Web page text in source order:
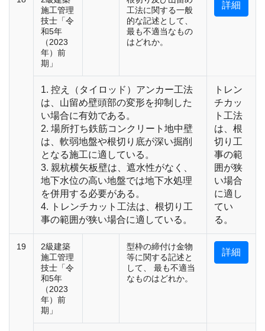
施工管理
技士「令
和5年
（2023
年）前
期」
工法に関する一般
的な記述として、
最も不適当なもの
はどれか。
詳細
1. 控え（タイロッド）アンカー工法
は、山留め壁頭部の変形を抑制した
い場合に有効である。
2. 場所打ち鉄筋コンクリート地中壁
は、軟弱地盤や根切り底が深い掘削
となる施工に適している。
3. 親杭横矢板壁は、遮水性がなく、
地下水位の高い地盤では地下水処理
を併用する必要がある。
4. トレンチカット工法は、根切り工
事の範囲が狭い場合に適している。
トレン
チカッ
ト工法
は、根
切り工
事の範
囲が狭
い場合
に適し
てい
る。
19
2級建築
施工管理
技士「令
和5年
（2023
年）前
期」
型枠の締付け金物
等に関する記述と
して、 最も不適当
なものはどれか。
詳細